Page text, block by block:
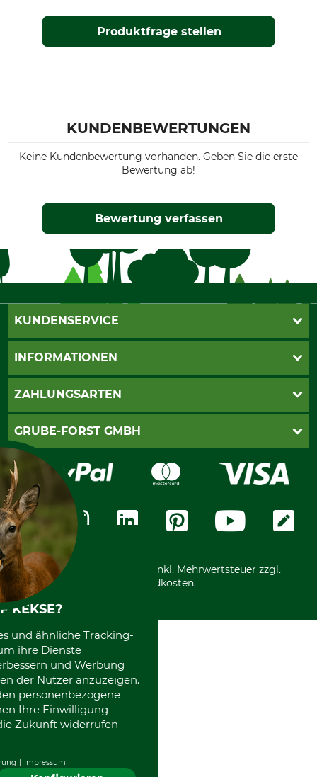
Produktfrage stellen
KUNDENBEWERTUNGEN
Keine Kundenbewertung vorhanden. Geben Sie die erste
Bewertung ab!
Bewertung verfassen
KUNDENSERVICE
Katalogbestellung
INFORMATIONEN
AGB
Bestellung widerrufen
Widerrufsrecht
Widerrufsformular
Datenschutz
Zahlungsarten
ZAHLUNGSARTEN
PayPal
Kreditkarte
Rechnung
Vorkasse
GRUBE-FORST GMBH
Karriere
Über uns
Messetermine
Community
International
*Alle Preise in Euro und inkl. Mehrwertsteuer zzgl.
Versandkosten.
KEKSE?
und ähnliche Tracking-
ihre Dienste
und Werbung
der Nutzer anzuzeigen.
personenbezogene
Ihre Einwilligung
Zukunft widerrufen
Impressum